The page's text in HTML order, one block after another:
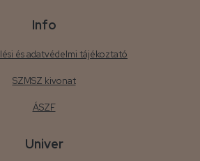
Info
és adatvédelmi tájékoztató
SZMSZ kivonat
ÁSZF
Univer